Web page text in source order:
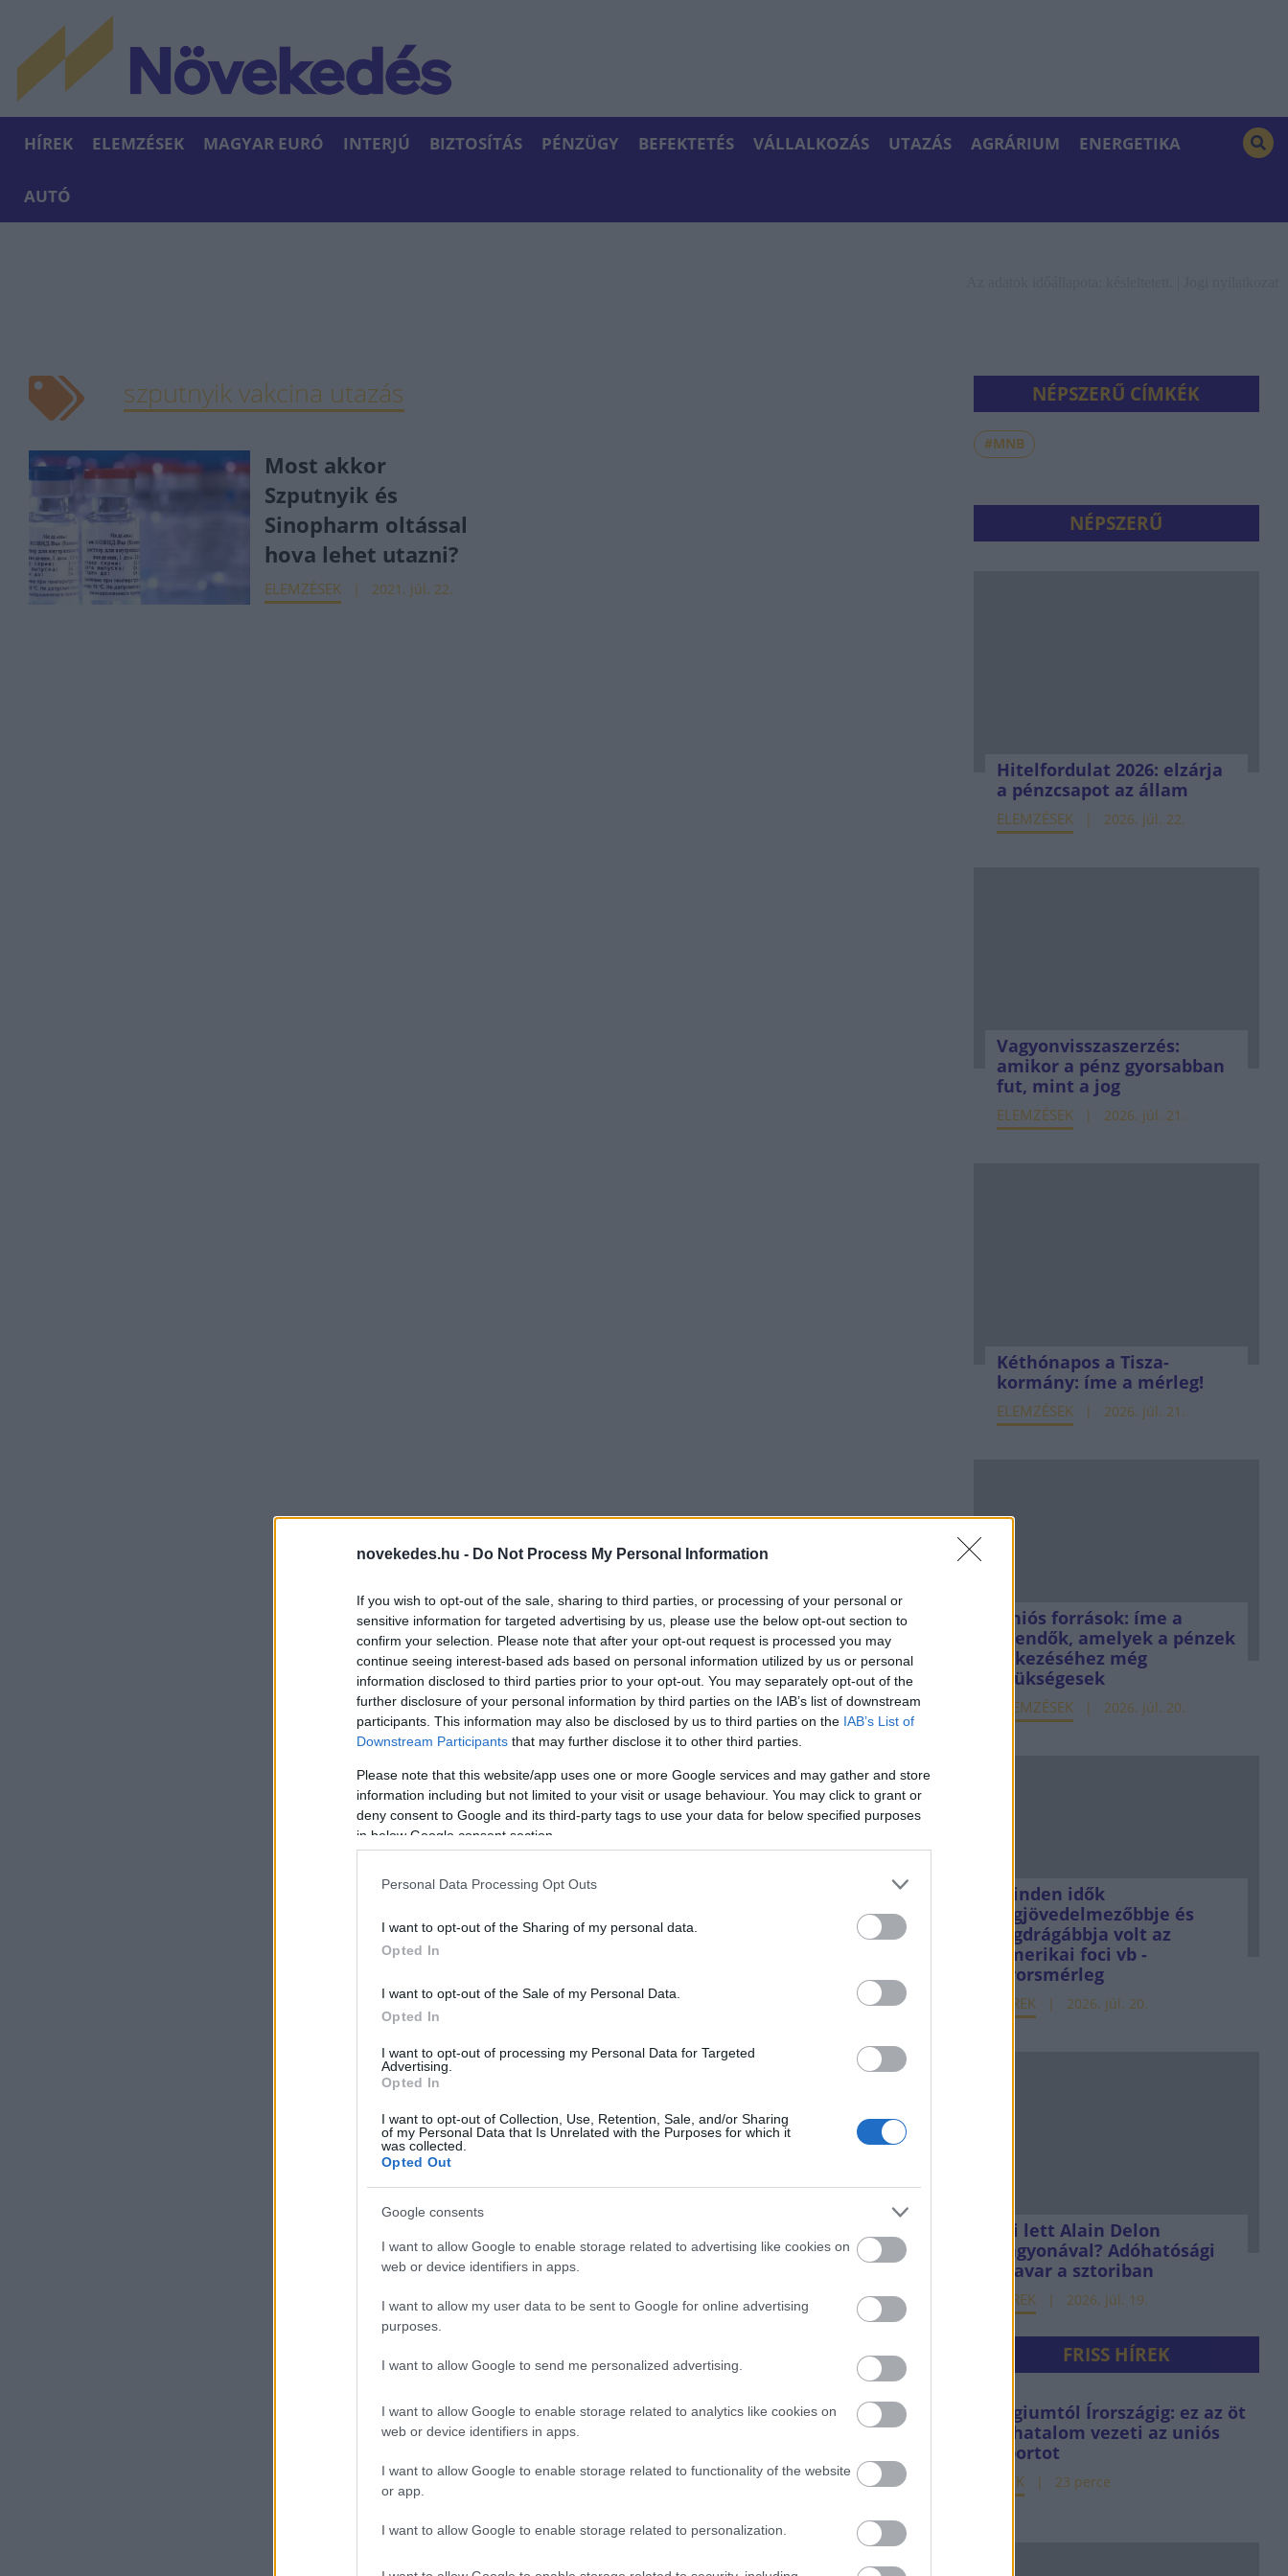
novekedes.hu - Do Not Process My Personal Information
If you wish to opt-out of the sale, sharing to third parties, or processing of your personal or
sensitive information for targeted advertising by us, please use the below opt-out section to
confirm your selection. Please note that after your opt-out request is processed you may
continue seeing interest-based ads based on personal information utilized by us or personal
information disclosed to third parties prior to your opt-out. You may separately opt-out of the
further disclosure of your personal information by third parties on the IAB’s list of downstream
participants. This information may also be disclosed by us to third parties on the IAB’s List of
Downstream Participants that may further disclose it to other third parties.
Please note that this website/app uses one or more Google services and may gather and store
information including but not limited to your visit or usage behaviour. You may click to grant or
deny consent to Google and its third-party tags to use your data for below specified purposes
in below Google consent section.
Personal Data Processing Opt Outs
I want to opt-out of the Sharing of my personal data.
Opted In
I want to opt-out of the Sale of my Personal Data.
Opted In
I want to opt-out of processing my Personal Data for Targeted
Advertising.
Opted In
I want to opt-out of Collection, Use, Retention, Sale, and/or Sharing
of my Personal Data that Is Unrelated with the Purposes for which it
was collected.
Opted Out
Google consents
I want to allow Google to enable storage related to advertising like cookies on
web or device identifiers in apps.
I want to allow my user data to be sent to Google for online advertising
purposes.
I want to allow Google to send me personalized advertising.
I want to allow Google to enable storage related to analytics like cookies on
web or device identifiers in apps.
I want to allow Google to enable storage related to functionality of the website
or app.
I want to allow Google to enable storage related to personalization.
HÍREK ELEMZÉSEK MAGYAR EURÓ INTERJÚ BIZTOSÍTÁS PÉNZÜGY BEFEKTETÉS VÁLLALKOZÁS UTAZÁS AGRÁRIUM ENERGETIKA
AUTÓ
szputnyik vakcina utazás
Most akkor
Szputnyik és
Sinopharm oltással
hova lehet utazni?
ELEMZÉSEK 2021. júl. 22.
NÉPSZERŰ CÍMKÉK
#MNB
NÉPSZERŰ
Hitelfordulat 2026: elzárja
a pénzcsapot az állam
ELEMZÉSEK 2026. júl. 22.
Vagyonvisszaszerzés:
amikor a pénz gyorsabban
fut, mint a jog
ELEMZÉSEK 2026. júl. 21.
Kéthónapos a Tisza-
kormány: íme a mérleg!
ELEMZÉSEK 2026. júl. 21.
Uniós források: íme a
teendők, amelyek a pénzek
érkezéséhez még
szükségesek
ELEMZÉSEK 2026. júl. 20.
Minden idők
legjövedelmezőbbje és
legdrágábbja volt az
amerikai foci vb -
gyorsmérleg
HÍREK 2026. júl. 20.
Mi lett Alain Delon
vagyonával? Adóhatósági
csavar a sztoriban
HÍREK 2026. júl. 19.
FRISS HÍREK
Belgiumtól Írországig: ez az öt
sörhatalom vezeti az uniós
exportot
HÍREK 23 perce